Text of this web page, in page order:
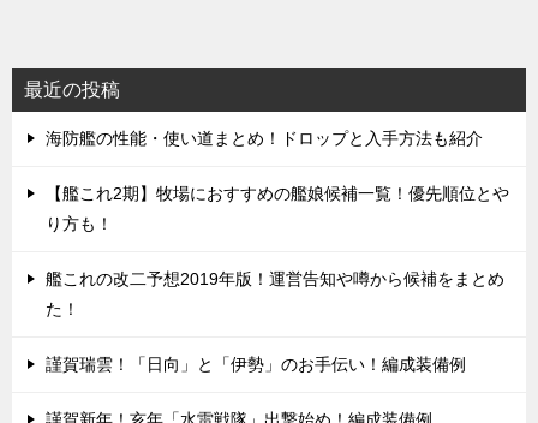
最近の投稿
海防艦の性能・使い道まとめ！ドロップと入手方法も紹介
【艦これ2期】牧場におすすめの艦娘候補一覧！優先順位とや
り方も！
艦これの改二予想2019年版！運営告知や噂から候補をまとめ
た！
謹賀瑞雲！「日向」と「伊勢」のお手伝い！編成装備例